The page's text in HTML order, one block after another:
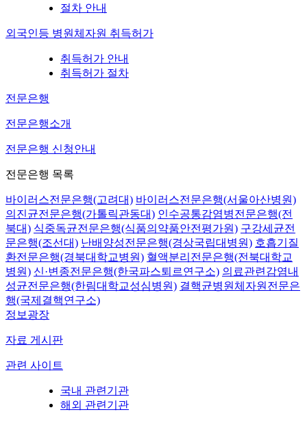
절차 안내
외국인등 병원체자원 취득허가
취득허가 안내
취득허가 절차
전문은행
전문은행소개
전문은행 신청안내
전문은행 목록
바이러스전문은행(고려대) 바이러스전문은행(서울아산병원)
의진균전문은행(가톨릭관동대) 인수공통감염병전문은행(전
북대) 식중독균전문은행(식품의약품안전평가원) 구강세균전
문은행(조선대) 난배양성전문은행(경상국립대병원) 호흡기질
환전문은행(경북대학교병원) 혈액분리전문은행(전북대학교
병원) 신·변종전문은행(한국파스퇴르연구소) 의료관련감염내
성균전문은행(한림대학교성심병원) 결핵균병원체자원전문은
행(국제결핵연구소)
정보광장
자료 게시판
관련 사이트
국내 관련기관
해외 관련기관